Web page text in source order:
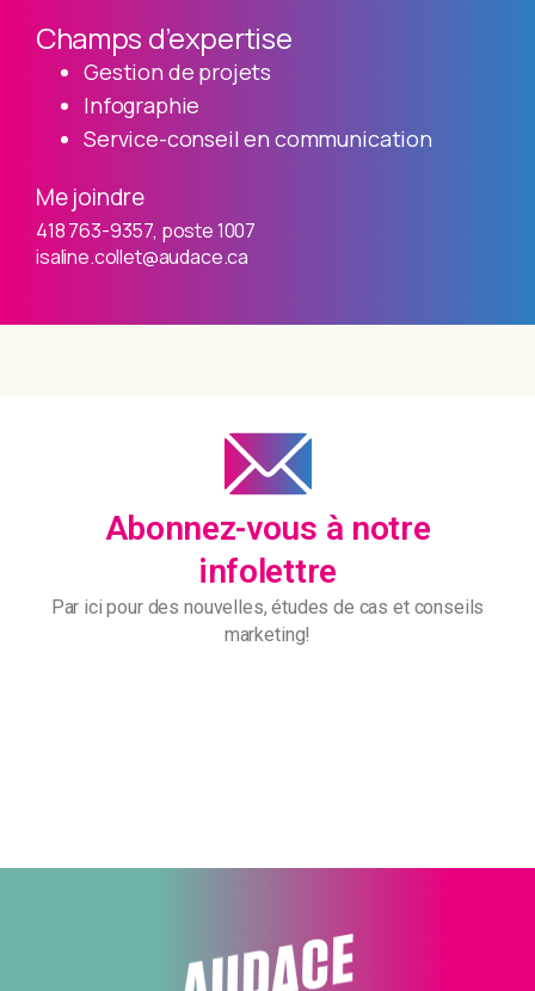
Champs d’expertise
Gestion de projets
Infographie
Service-conseil en communication
Me joindre
418 763-9357, poste 1007
isaline.collet@audace.ca
Abonnez-vous à notre
infolettre
Par ici pour des nouvelles, études de cas et conseils
marketing!